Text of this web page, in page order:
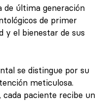
de última generación
de primer
y el bienestar de sus
se distingue por su
meticulosa.
cada paciente recibe un